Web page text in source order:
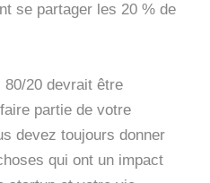
se partager les 20 % de
80/20 devrait être
partie de votre
devez toujours donner
qui ont un impact